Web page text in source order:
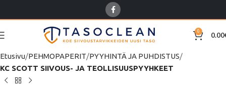
0 0.00
Etusivu PEHMOPAPERIT PYYHINTÄ JA PUHDISTUS
KC SCOTT SIIVOUS- JA TEOLLISUUSPYYHKEET